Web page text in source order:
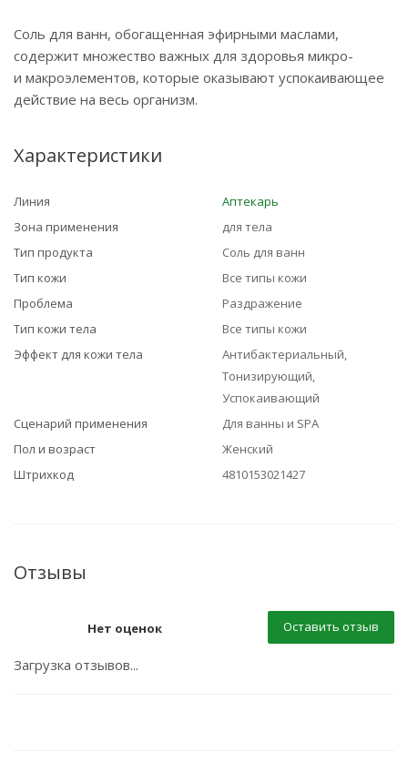
Соль для ванн, обогащенная эфирными маслами,
содержит множество важных для здоровья микро-
и макроэлементов, которые оказывают успокаивающее
действие на весь организм.
Характеристики
Линия
Аптекарь
Зона применения
для тела
Тип продукта
Соль для ванн
Тип кожи
Все типы кожи
Проблема
Раздражение
Тип кожи тела
Все типы кожи
Эффект для кожи тела
Антибактериальный,
Тонизирующий,
Успокаивающий
Сценарий применения
Для ванны и SPA
Пол и возраст
Женский
Штрихкод
4810153021427
Отзывы
Нет оценок Оставить отзыв
Загрузка отзывов...